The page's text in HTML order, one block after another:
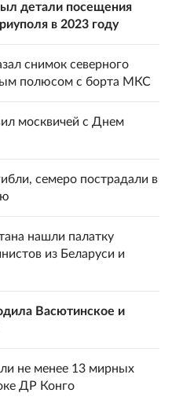
детали посещения
в 2023 году
снимок северного
полюсом с борта МКС
москвичей с Днем
семеро пострадали в
нашли палатку
из Беларуси и
Васютинское и
не менее 13 мирных
ДР Конго